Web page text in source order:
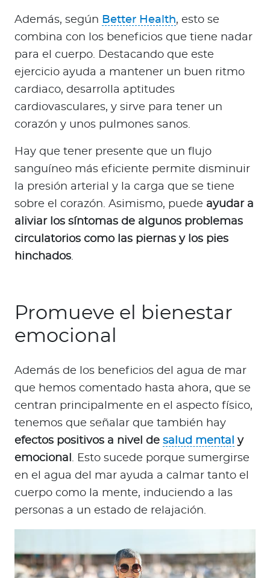
Además, según Better Health, esto se
combina con los beneficios que tiene nadar
para el cuerpo. Destacando que este
ejercicio ayuda a mantener un buen ritmo
cardiaco, desarrolla aptitudes
cardiovasculares, y sirve para tener un
corazón y unos pulmones sanos.
Hay que tener presente que un flujo
sanguíneo más eficiente permite disminuir
la presión arterial y la carga que se tiene
sobre el corazón. Asimismo, puede ayudar a
aliviar los síntomas de algunos problemas
circulatorios como las piernas y los pies
hinchados.
Promueve el bienestar
emocional
Además de los beneficios del agua de mar
que hemos comentado hasta ahora, que se
centran principalmente en el aspecto físico,
tenemos que señalar que también hay
efectos positivos a nivel de salud mental
y
emocional . Esto sucede porque sumergirse
en el agua del mar ayuda a calmar tanto el
cuerpo como la mente, induciendo a las
personas a un estado de relajación.